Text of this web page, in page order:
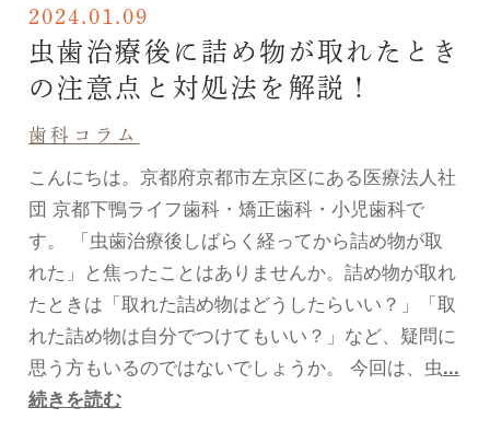
2024.01.09
虫歯治療後に詰め物が取れたとき
の注意点と対処法を解説！
歯科コラム
こんにちは。京都府京都市左京区にある医療法人社
団 京都下鴨ライフ歯科・矯正歯科・小児歯科で
す。 「虫歯治療後しばらく経ってから詰め物が取
れた」と焦ったことはありませんか。詰め物が取れ
たときは「取れた詰め物はどうしたらいい？」「取
れた詰め物は自分でつけてもいい？」など、疑問に
思う方もいるのではないでしょうか。 今回は、虫...
続きを読む